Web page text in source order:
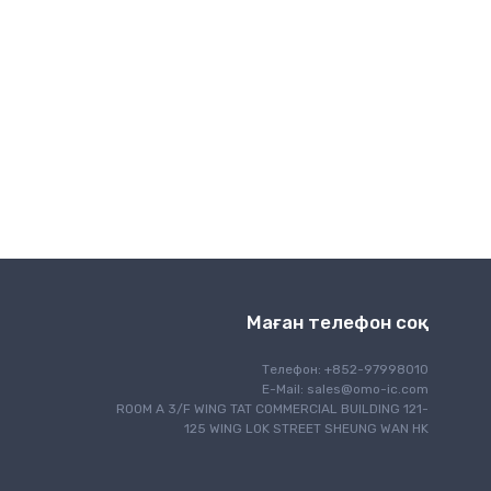
Маған телефон соқ
Телефон: +852-97998010
E-Mail: sales@omo-ic.com
ROOM A 3/F WING TAT COMMERCIAL BUILDING 121-
125 WING LOK STREET SHEUNG WAN HK